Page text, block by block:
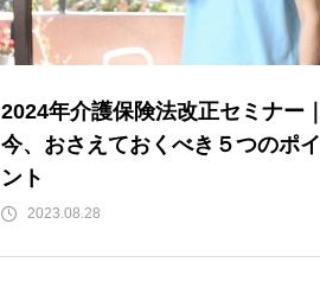
2024年介護保険法改正セミナー｜
今、おさえておくべき５つのポイ
ント
2023.08.28